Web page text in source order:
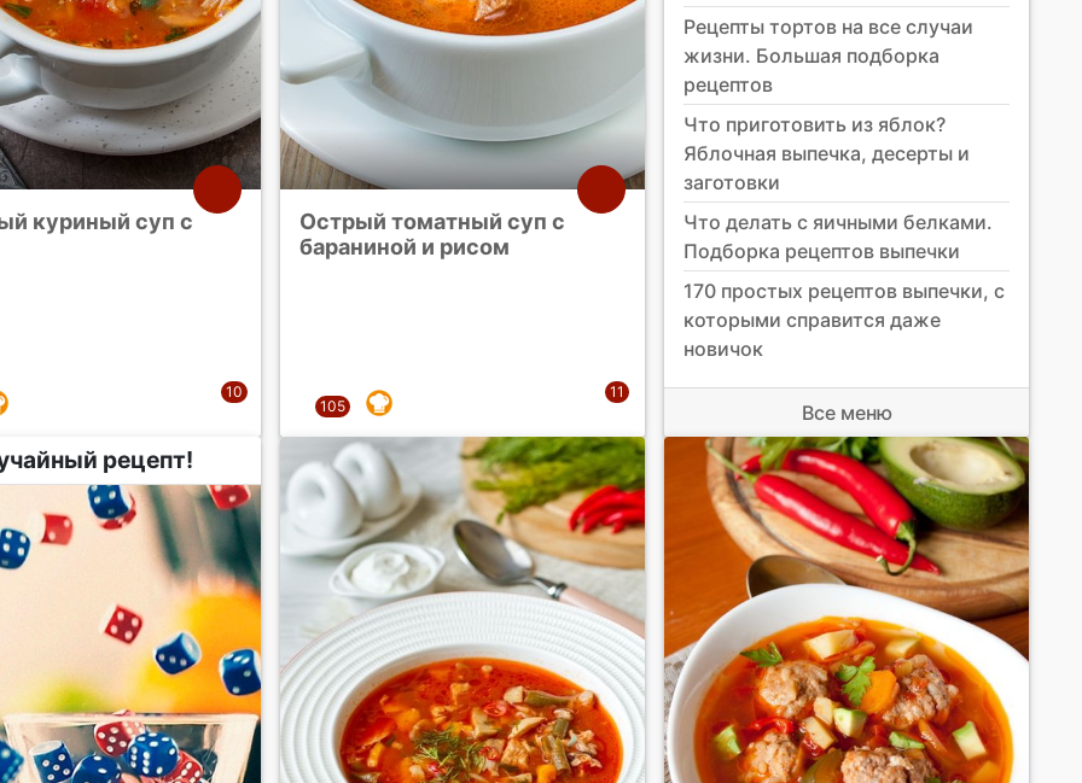
куриный суп с
Острый томатный суп с
бараниной и рисом
Рецепты тортов на все случаи
жизни. Большая подборка
рецептов
Что приготовить из яблок?
Яблочная выпечка, десерты и
заготовки
Что делать с яичными белками.
Подборка рецептов выпечки
170 простых рецептов выпечки, с
которыми справится даже
новичок
Все меню
рецепт!